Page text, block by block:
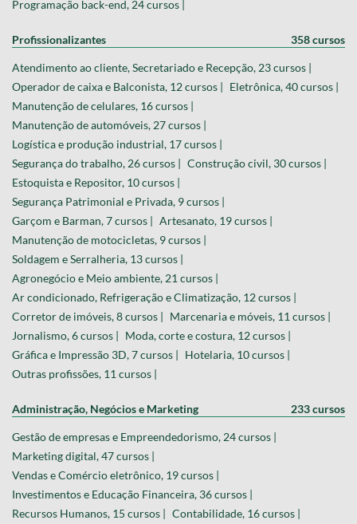
Programação back-end, 24 cursos |
Profissionalizantes 358 cursos
Atendimento ao cliente, Secretariado e Recepção, 23 cursos |
Operador de caixa e Balconista, 12 cursos |
Eletrônica, 40 cursos |
Manutenção de celulares, 16 cursos |
Manutenção de automóveis, 27 cursos |
Logística e produção industrial, 17 cursos |
Segurança do trabalho, 26 cursos |
Construção civil, 30 cursos |
Estoquista e Repositor, 10 cursos |
Segurança Patrimonial e Privada, 9 cursos |
Garçom e Barman, 7 cursos |
Artesanato, 19 cursos |
Manutenção de motocicletas, 9 cursos |
Soldagem e Serralheria, 13 cursos |
Agronegócio e Meio ambiente, 21 cursos |
Ar condicionado, Refrigeração e Climatização, 12 cursos |
Corretor de imóveis, 8 cursos |
Marcenaria e móveis, 11 cursos |
Jornalismo, 6 cursos |
Moda, corte e costura, 12 cursos |
Gráfica e Impressão 3D, 7 cursos |
Hotelaria, 10 cursos |
Outras profissões, 11 cursos |
Administração, Negócios e Marketing 233 cursos
Gestão de empresas e Empreendedorismo, 24 cursos |
Marketing digital, 47 cursos |
Vendas e Comércio eletrônico, 19 cursos |
Investimentos e Educação Financeira, 36 cursos |
Recursos Humanos, 15 cursos |
Contabilidade, 16 cursos |